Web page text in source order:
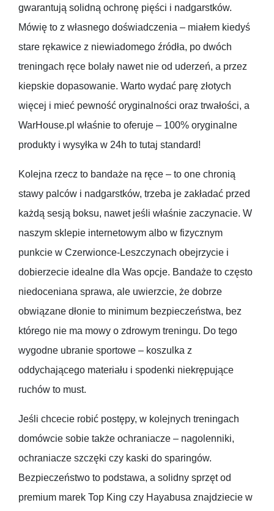
gwarantują solidną ochronę pięści i nadgarstków.
Mówię to z własnego doświadczenia – miałem kiedyś
stare rękawice z niewiadomego źródła, po dwóch
treningach ręce bolały nawet nie od uderzeń, a przez
kiepskie dopasowanie. Warto wydać parę złotych
więcej i mieć pewność oryginalności oraz trwałości, a
WarHouse.pl właśnie to oferuje – 100% oryginalne
produkty i wysyłka w 24h to tutaj standard!
Kolejna rzecz to bandaże na ręce – to one chronią
stawy palców i nadgarstków, trzeba je zakładać przed
każdą sesją boksu, nawet jeśli właśnie zaczynacie. W
naszym sklepie internetowym albo w fizycznym
punkcie w Czerwionce-Leszczynach obejrzycie i
dobierzecie idealne dla Was opcje. Bandaże to często
niedoceniana sprawa, ale uwierzcie, że dobrze
obwiązane dłonie to minimum bezpieczeństwa, bez
którego nie ma mowy o zdrowym treningu. Do tego
wygodne ubranie sportowe – koszulka z
oddychającego materiału i spodenki niekrępujące
ruchów to must.
Jeśli chcecie robić postępy, w kolejnych treningach
domówcie sobie także ochraniacze – nagolenniki,
ochraniacze szczęki czy kaski do sparingów.
Bezpieczeństwo to podstawa, a solidny sprzęt od
premium marek Top King czy Hayabusa znajdziecie w